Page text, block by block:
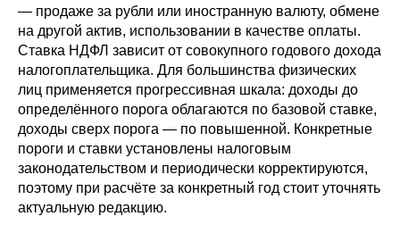
— продаже за рубли или иностранную валюту, обмене
на другой актив, использовании в качестве оплаты.
Ставка НДФЛ зависит от совокупного годового дохода
налогоплательщика. Для большинства физических
лиц применяется прогрессивная шкала: доходы до
определённого порога облагаются по базовой ставке,
доходы сверх порога — по повышенной. Конкретные
пороги и ставки установлены налоговым
законодательством и периодически корректируются,
поэтому при расчёте за конкретный год стоит уточнять
актуальную редакцию.